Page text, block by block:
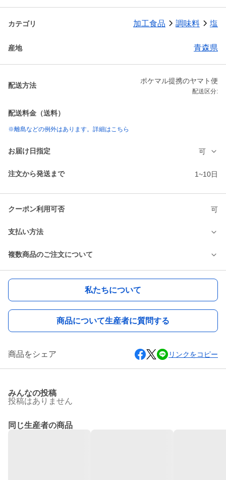
カテゴリ 加工食品 調味料 塩
産地 青森県
配送方法
ポケマル提携のヤマト便
配送区分:
配送料金（送料）
※離島などの例外はあります。詳細はこちら
お届け日指定 可
注文から発送まで 1~10日
クーポン利用可否 可
支払い方法
複数商品のご注文について
私たちについて
商品について生産者に質問する
商品をシェア リンクをコピー
みんなの投稿
投稿はありません
同じ生産者の商品